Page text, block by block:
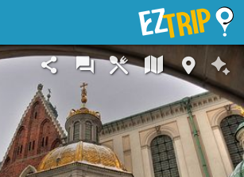
EZTrip